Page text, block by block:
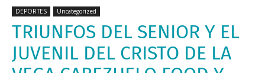
DEPORTES Uncategorized
TRIUNFOS DEL SENIOR Y EL
JUVENIL DEL CRISTO DE LA